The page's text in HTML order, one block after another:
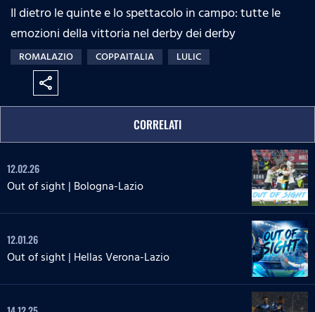
Il dietro le quinte e lo spettacolo in campo: tutte le
emozioni della vittoria nel derby dei derby
ROMALAZIO COPPAITALIA LULIC
share
CORRELATI
12.02.26
Out of sight | Bologna-Lazio
12.01.26
Out of sight | Hellas Verona-Lazio